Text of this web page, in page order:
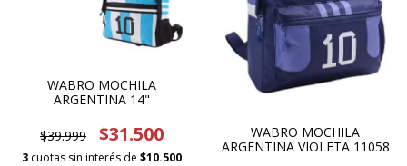
WABRO MOCHILA
ARGENTINA 14"
$39.999 $31.500
3 cuotas sin interés de $10.500
WABRO MOCHILA
ARGENTINA VIOLETA 11058